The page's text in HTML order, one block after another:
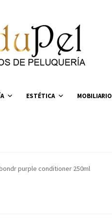
ESTÉTICA MOBILIARIO
purple conditioner 250ml